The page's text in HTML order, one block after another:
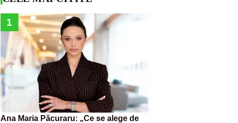
1
Ana Maria Păcuraru: „Ce se alege de